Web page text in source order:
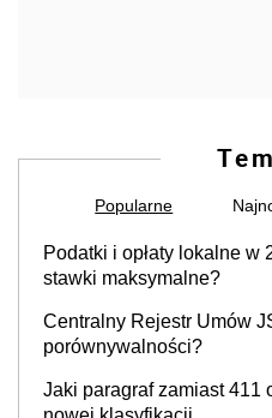
Popularne
Podatki i opłaty lokalne w
stawki maksymalne?
Centralny Rejestr Umów
porównywalności?
Jaki paragraf zamiast 411